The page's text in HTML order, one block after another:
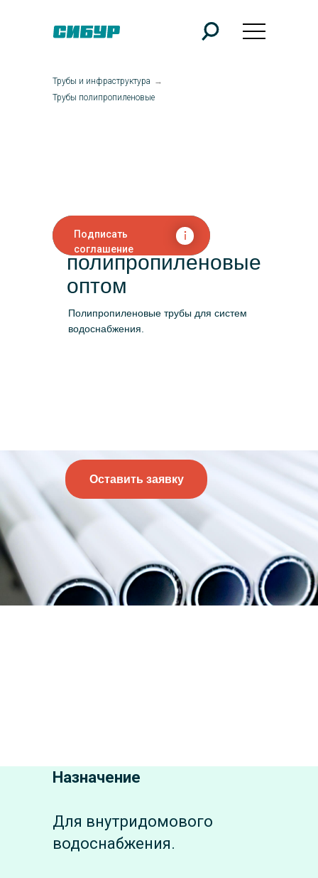
Подписать
соглашение
Трубы и инфраструктура →
Трубы полипропиленовые
Трубы
полипропиленовые
оптом
Полипропиленовые трубы для систем
водоснабжения.
Оставить заявку
Назначение
Для внутридомового
водоснабжения.